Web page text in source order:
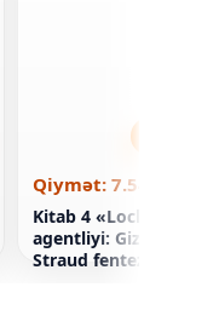
Qiymət: 7.54 AZN
Kitab 4 «Lockwood &
agentliyi: Gizli kölgə.
Straud fentezi